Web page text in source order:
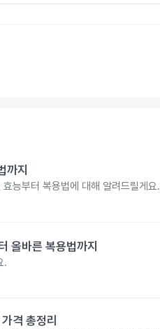
까지
능부터 복용법에 대해 알려드릴게요.
올바른 복용법까지
.
격 총정리